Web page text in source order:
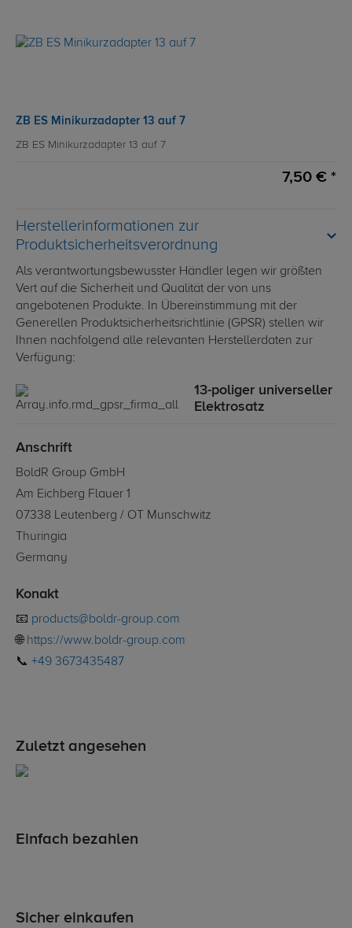
ZB ES Minikurzadapter 13 auf 7
ZB ES Minikurzadapter 13 auf 7
7,50 € *
Herstellerinformationen zur
Produktsicherheitsverordnung
Als verantwortungsbewusster Händler legen wir größten
Vert auf die Sicherheit und Qualität der von uns
angebotenen Produkte. In Übereinstimmung mit der
Generellen Produktsicherheitsrichtlinie (GPSR) stellen wir
Ihnen nachfolgend alle relevanten Herstellerdaten zur
Verfügung:
13-poliger universeller
Elektrosatz
Anschrift
BoldR Group GmbH
Am Eichberg Flauer 1
07338 Leutenberg / OT Munschwitz
Thuringia
Germany
Konakt
📧 products@boldr-group.com
🌐 https://www.boldr-group.com
📞 +49 3673435487
Zuletzt angesehen
Einfach bezahlen
Sicher einkaufen